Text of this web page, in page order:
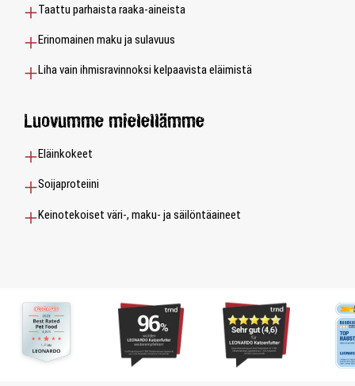
Taattu parhaista raaka-aineista
Erinomainen maku ja sulavuus
Liha vain ihmisravinnoksi kelpaavista eläimistä
Luovumme mielellämme
Eläinkokeet
Soijaproteiini
Keinotekoiset väri-, maku- ja säilöntäaineet